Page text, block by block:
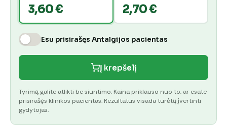
3,60 € 2,70 €
Esu prisirašęs Antalgijos pacientas
Į krepšelį
Tyrimą galite atlikti be siuntimo. Kaina priklauso nuo to, ar esate
prisirašęs klinikos pacientas. Rezultatus visada turėtų įvertinti
gydytojas.